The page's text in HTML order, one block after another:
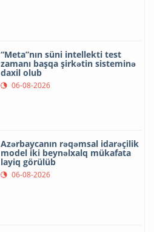
“Meta”nın süni intellekti test
zamanı başqa şirkətin sisteminə
daxil olub
06-08-2026
Azərbaycanın rəqəmsal idarəçilik
model iki beynəlxalq mükafata
layiq görülüb
06-08-2026